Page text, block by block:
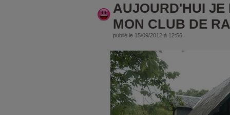
AUJOURD'HUI JE
MON CLUB DE
publié le 15/09/2012 à 12:56